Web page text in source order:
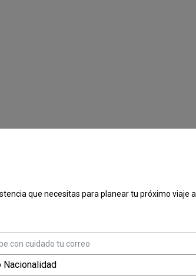
que necesitas para planear tu próximo viaje a
Nacionalidad